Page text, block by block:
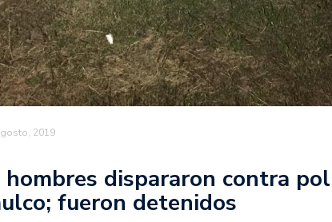
2019
hombres dispararon contra
fueron detenidos